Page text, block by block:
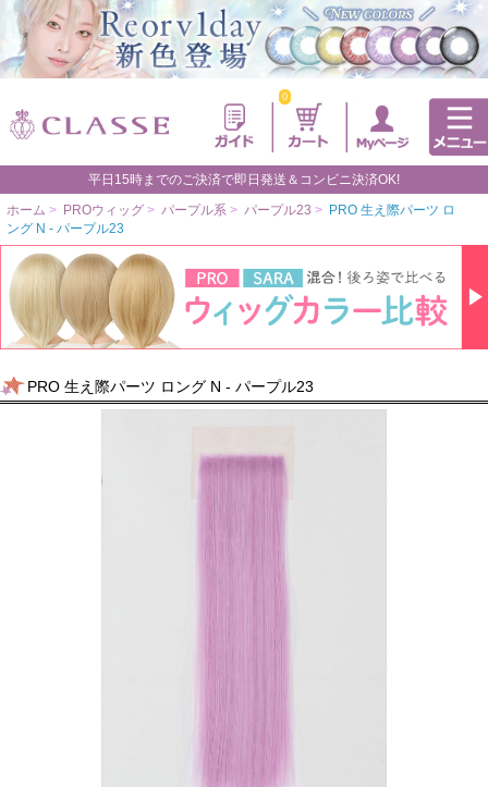
0
平日15時までのご決済で即日発送＆コンビニ決済OK!
ホーム > PROウィッグ > パープル系 > パープル23 > PRO 生え際パーツ ロ
ング N - パープル23
PRO 生え際パーツ ロング N - パープル23